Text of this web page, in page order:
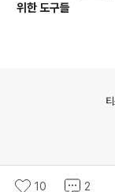
위한 도구들
10 2